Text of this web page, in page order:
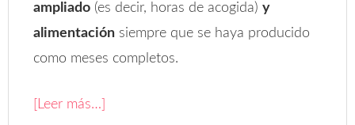
ampliado (es decir, horas de acogida)y
alimentación siempre que se haya producido
como meses completos.
[Leer más…]